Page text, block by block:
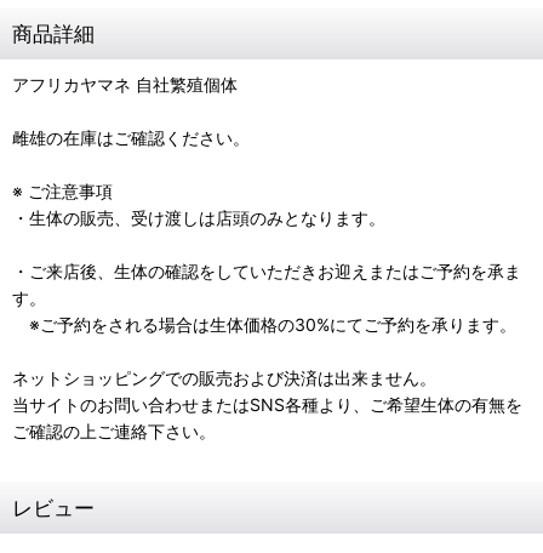
商品詳細
アフリカヤマネ 自社繁殖個体
雌雄の在庫はご確認ください。
※ ご注意事項
・生体の販売、受け渡しは店頭のみとなります。
・ご来店後、生体の確認をしていただきお迎えまたはご予約を承ま
す。
※ご予約をされる場合は生体価格の30%にてご予約を承ります。
ネットショッピングでの販売および決済は出来ません。
当サイトのお問い合わせまたはSNS各種より、ご希望生体の有無を
ご確認の上ご連絡下さい。
レビュー